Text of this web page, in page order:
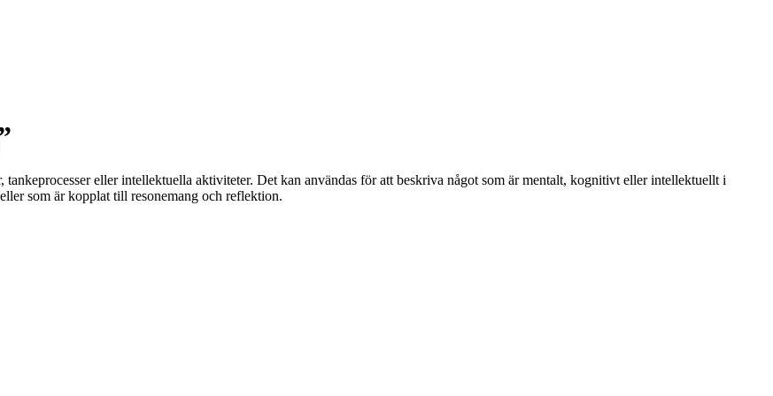
eller intellektuella aktiviteter. Det kan användas för att beskriva något som är mentalt, kognitivt eller intellektuellt i
som är kopplat till resonemang och reflektion.